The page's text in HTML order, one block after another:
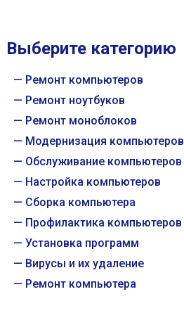
Выберите категорию
Ремонт компьютеров
Ремонт ноутбуков
Ремонт моноблоков
Модернизация компьютеров
Обслуживание компьютеров
Настройка компьютеров
Сборка компьютера
Профилактика компьютеров
Установка программ
Вирусы и их удаление
Ремонт компьютера